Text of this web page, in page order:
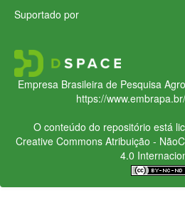
Suportado por
Empresa Brasileira de Pesquisa
https://
O conteúdo do repositório está
Creative CommonsAtribuição -
4.0